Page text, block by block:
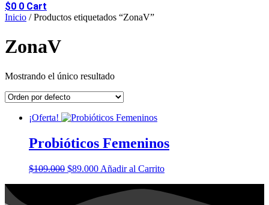
$0 0 Cart
Inicio / Productos etiquetados “ZonaV”
ZonaV
Mostrando el único resultado
¡Oferta!
Probióticos Femeninos
$109.000 $89.000 Añadir al Carrito